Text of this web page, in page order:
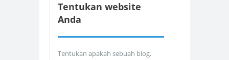
Tentukan website
Anda
Tentukan apakah sebuah blog,